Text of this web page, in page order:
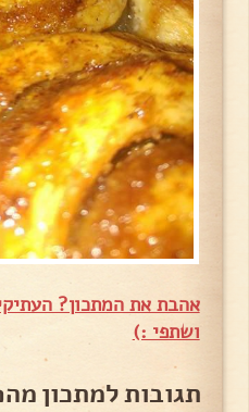
אהבת את המתכון?
ושתפי :)
תגובות למתכון